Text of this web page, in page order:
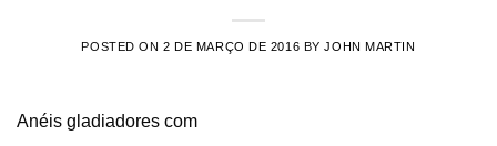
POSTED ON2 DE MARÇO DE 2016 BYJOHN MARTIN
Anéis gladiadores com